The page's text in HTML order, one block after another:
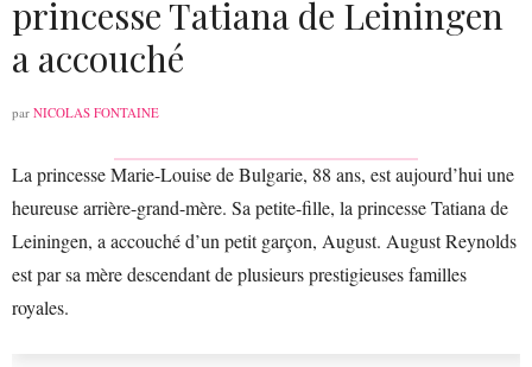
princesse Tatiana de Leiningen
a accouché
par NICOLAS FONTAINE
La princesse Marie-Louise de Bulgarie, 88 ans, est aujourd’hui une
heureuse arrière-grand-mère. Sa petite-fille, la princesse Tatiana de
Leiningen, a accouché d’un petit garçon, August. August Reynolds
est par sa mère descendant de plusieurs prestigieuses familles
royales.